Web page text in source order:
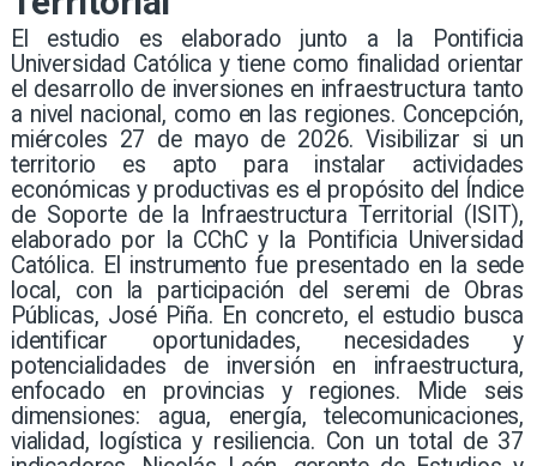
​El estudio es elaborado junto a la Pontificia
Universidad Católica y tiene como finalidad orientar
el desarrollo de inversiones en infraestructura tanto
a nivel nacional, como en las regiones. Concepción,
miércoles 27 de mayo de 2026. Visibilizar si un
territorio es apto para instalar actividades
económicas y productivas es el propósito del Índice
de Soporte de la Infraestructura Territorial (ISIT),
elaborado por la CChC y la Pontificia Universidad
Católica. El instrumento fue presentado en la sede
local, con la participación del seremi de Obras
Públicas, José Piña. En concreto, el estudio busca
identificar oportunidades, necesidades y
potencialidades de inversión en infraestructura,
enfocado en provincias y regiones. Mide seis
dimensiones: agua, energía, telecomunicaciones,
vialidad, logística y resiliencia. Con un total de 37